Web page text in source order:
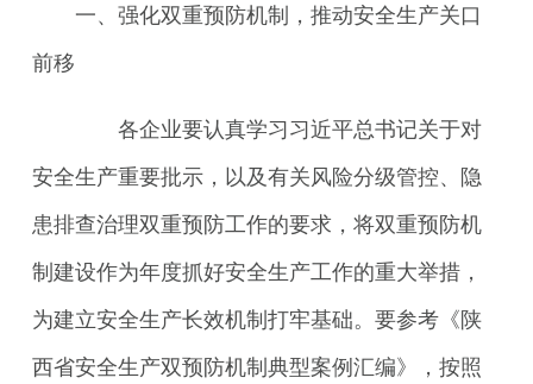
一、强化双重预防机制，推动安全生产关口
前移
各企业要认真学习习近平总书记关于对
安全生产重要批示，以及有关风险分级管控、隐
患排查治理双重预防工作的要求 ，将双重预防机
制建设作为年度抓好安全生产工作的重大举措，
为建立安全生产长效机制打牢基础。要参考《陕
西省安全生产双预防机制典型案例汇编》， 按照